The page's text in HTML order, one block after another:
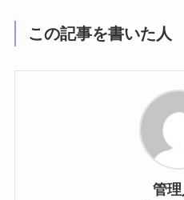
この記事を書いた人
管